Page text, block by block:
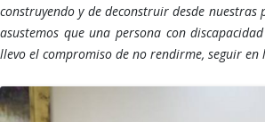
construyendo y de deconstruir desde
asustemos que una persona con
llevo el compromiso de no rendirme, seguir en